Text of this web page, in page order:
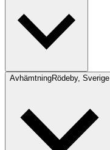
AvhämtningRödeby, Sverige